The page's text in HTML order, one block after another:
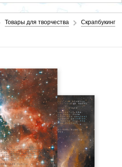
Товары для творчества Скрапбукинг